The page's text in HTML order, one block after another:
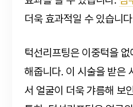
더욱 효과적일 수 있습니
턱선리프팅은 이중턱을
해줍니다. 이 시술을 받은
서 얼굴이 더욱 갸름해 보